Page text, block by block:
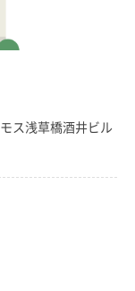
ス浅草橋酒井ビル